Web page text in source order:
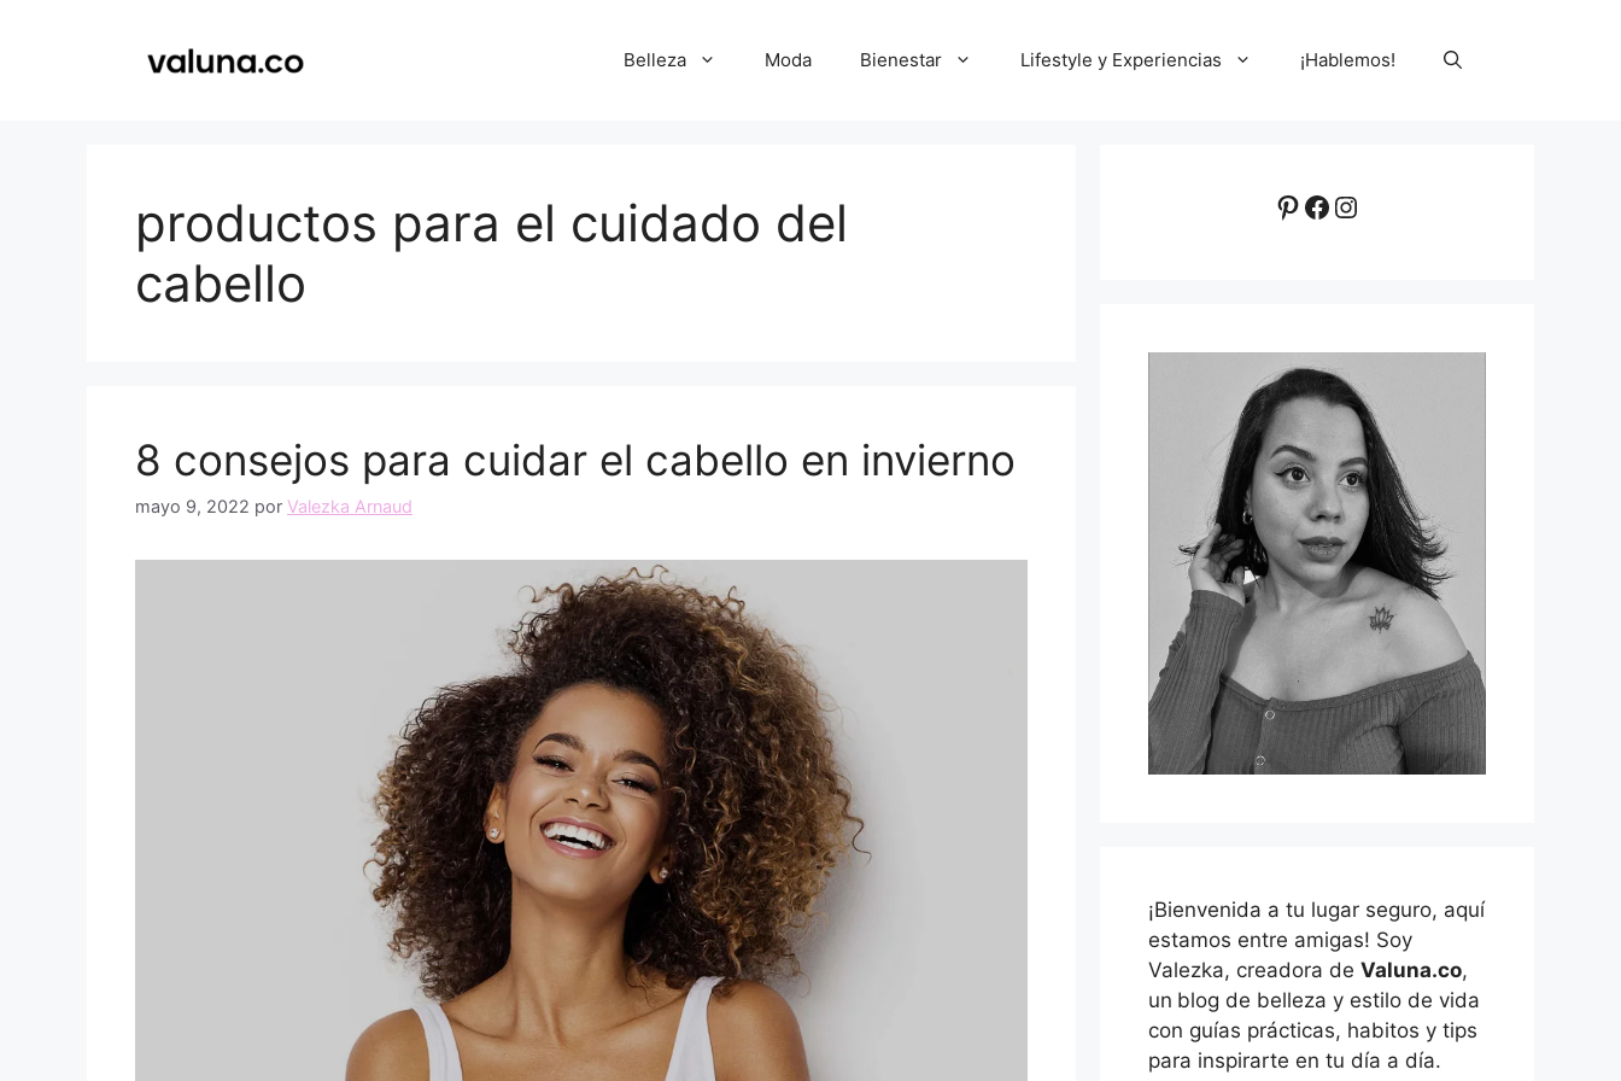
Belleza Moda Bienestar Lifestyle y Experiencias ¡Hablemos!
productos para el cuidado del
cabello
8 consejos para cuidar el cabello en invierno
mayo 9, 2022 por Valezka Arnaud
Pinterest
Facebook
Instagram
¡Bienvenida a tu lugar seguro, aquí
estamos entre amigas! Soy
Valezka, creadora de Valuna.co,
un blog de belleza y estilo de vida
con guías prácticas, habitos y tips
para inspirarte en tu día a día.